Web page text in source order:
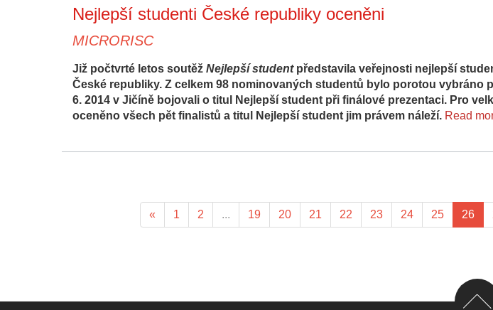
Nejlepší studenti České republiky oceněni
MICRORISC
Již počtvrté letos soutěž Nejlepší studentpředstavila veřejnosti nejlepší
České republiky. Z celkem 98 nominovaných studentů bylo porotou vybráno
6. 2014 v Jičíně bojovali o titul Nejlepší student při finálové prezentaci. Pro
oceněno všech pět finalistů a titul Nejlepší student jim právem náleží. Read
« 1 2 ... 19 20 21 22 23 24 25 26